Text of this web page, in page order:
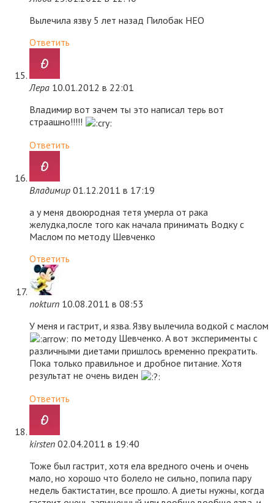
Вылечила язву 5 лет назад Пилобак НЕО
Ответить
Лера 10.01.2012 в 22:01
Владимир вот зачем ты это написал терь вот
страашно!!!!!
Ответить
Владимир 01.12.2011 в 17:19
а у меня двоюродная тетя умерла от рака
желудка,после того как начала принимать Водку с
Маслом по методу Шевченко
Ответить
nokturn 10.08.2011 в 08:53
У меня и гастрит, и язва. Язву вылечила водкой с маслом
по методу Шевченко. А вот эксперименты с
различными диетами пришлось временно прекратить.
Пока только правильное и дробное питание. Хотя
результат не очень виден
Ответить
kirsten 02.04.2011 в 19:40
Тоже был гастрит, хотя ела вредного очень и очень
мало, но хорошо что болело не сильно, попила пару
недель бактистатин, все прошло. А диеты нужны, когда